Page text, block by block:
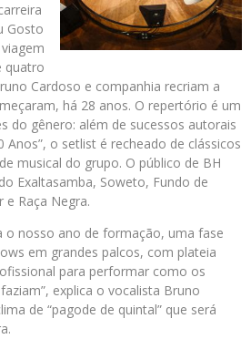
Gosto
quatro
Cardoso e companhia recriam a
há 28 anos. O repertório é um
do gênero: além de sucessos autorais
Anos”, o setlist é recheado de clássicos
musical do grupo. O público de BH
Exaltasamba, Soweto, Fundo de
e Raça Negra.
o nosso ano de formação, uma fase
em grandes palcos, com plateia
para performar como os
explica o vocalista Bruno
de “pagode de quintal” que será